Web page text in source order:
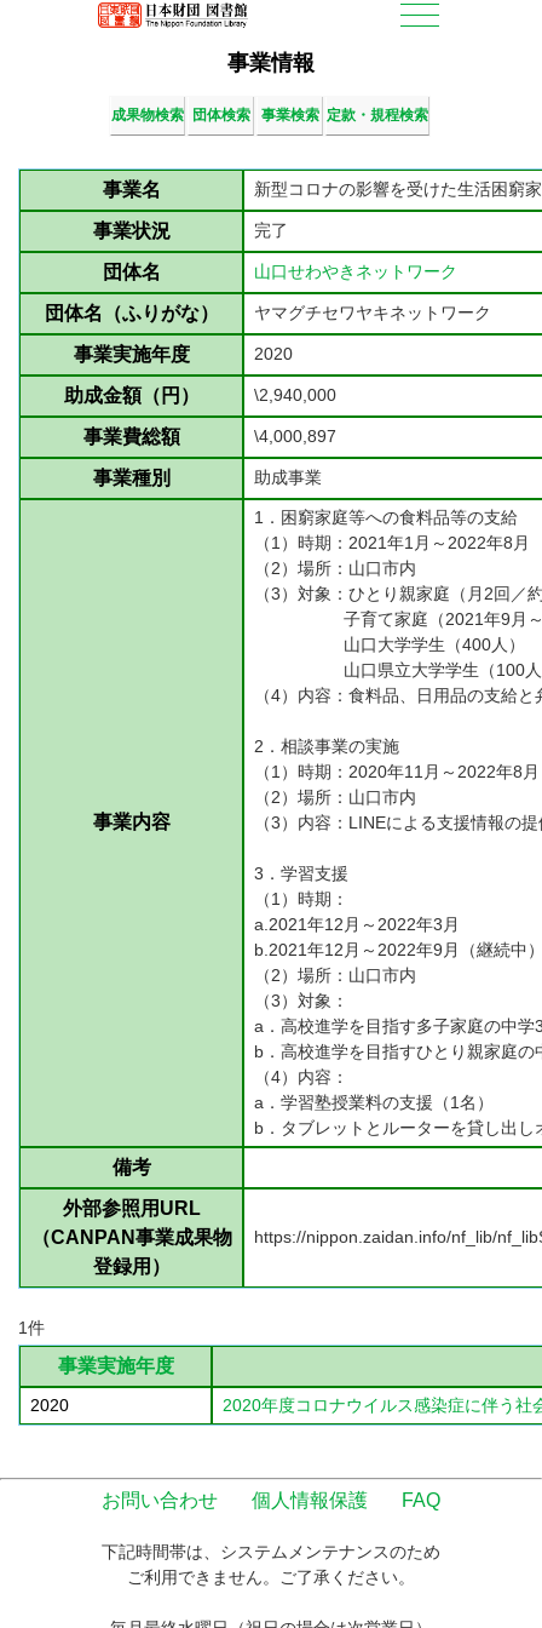
事業情報
成果物検索 団体検索 事業検索 定款・規程検索
事業名 新型コロナの影響を受けた生活困窮
事業状況 完了
団体名 山口せわやきネットワーク
団体名（ふりがな） ヤマグチセワヤキネットワーク
事業実施年度 2020
助成金額（円） \2,940,000
事業費総額 \4,000,897
事業種別 助成事業
事業内容
1．困窮家庭等への食料品等の支給
（1）時期：2021年1月～2022年8月
（2）場所：山口市内
（3）対象：ひとり親家庭（月2回／
子育て家庭（2021年9月
山口大学学生（400人）
山口県立大学学生（100人
（4）内容：食料品、日用品の支給と
2．相談事業の実施
（1）時期：2020年11月～2022年8月
（2）場所：山口市内
（3）内容：LINEによる支援情報の
3．学習支援
（1）時期：
a.2021年12月～2022年3月
b.2021年12月～2022年9月（継続中
（2）場所：山口市内
（3）対象：
a．高校進学を目指す多子家庭の中学
b．高校進学を目指すひとり親家庭の
（4）内容：
a．学習塾授業料の支援（1名）
b．タブレットとルーターを貸し出
備考
外部参照用URL
（CANPAN事業成果物
登録用）
https://nippon.zaidan.info/nf_lib/
1件
事業実施年度
2020 2020年度コロナウイルス感染症に伴う社
お問い合わせ 個人情報保護 FAQ
下記時間帯は、システムメンテナンスのため
ご利用できません。ご了承ください。